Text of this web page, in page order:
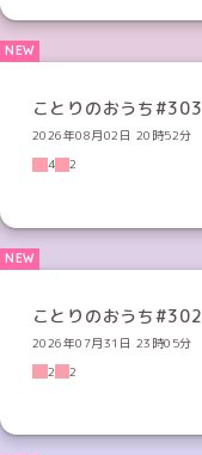
ことりのおうち#303
2026年08月02日 20時52分
4
2
ことりのおうち#302
2026年07月31日 23時05分
2
2